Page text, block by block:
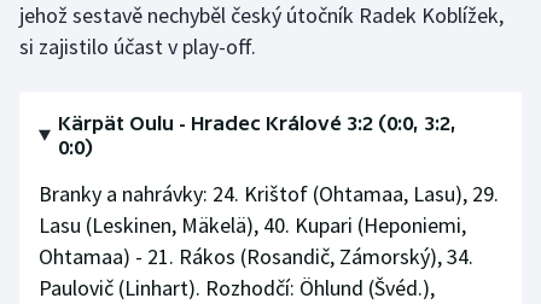
Judo
Lezení
Lyže a snowboard
Moderní pětiboj
jehož sestavě nechyběl český útočník Radek Koblížek,
si zajistilo účast v play-off.
Kärpät Oulu - Hradec Králové 3:2 (0:0, 3:2,
0:0)
Branky a nahrávky: 24. Krištof (Ohtamaa, Lasu), 29.
Lasu (Leskinen, Mäkelä), 40. Kupari (Heponiemi,
Ohtamaa) - 21. Rákos (Rosandič, Zámorský), 34.
Paulovič (Linhart). Rozhodčí: Öhlund (Švéd.),